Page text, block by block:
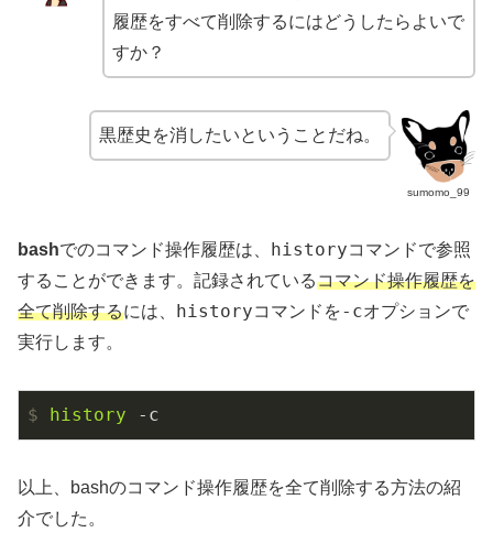
履歴をすべて削除するにはどうしたらよいで
すか？
sumomo_99
黒歴史を消したいということだね。
bashでのコマンド操作履歴は、 historyコマンドで参照
することができます。記録されているコマンド操作履歴を
全て削除するには、 historyコマンドを-cオプションで
実行します。
$ history -c
以上、bashのコマンド操作履歴を全て削除する方法の紹
介でした。